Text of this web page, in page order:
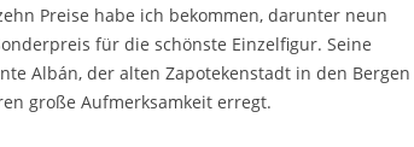
Preise habe ich bekommen, darunter neun
für die schönste Einzelfigur. Seine
Albán, der alten Zapotekenstadt in den Bergen
große Aufmerksamkeit erregt.